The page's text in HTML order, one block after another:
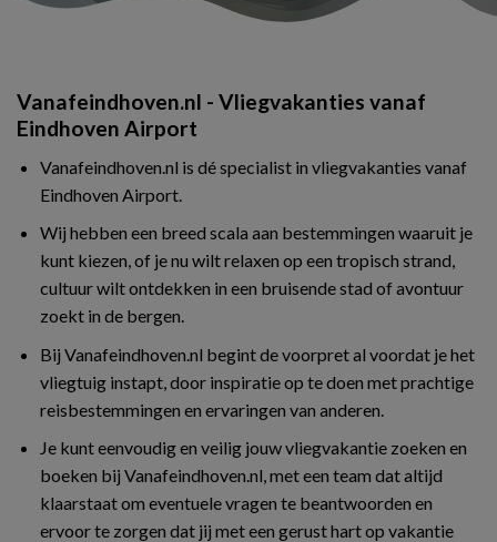
Vanafeindhoven.nl - Vliegvakanties vanaf
Eindhoven Airport
Vanafeindhoven.nl is dé specialist in vliegvakanties vanaf
Eindhoven Airport.
Wij hebben een breed scala aan bestemmingen waaruit je
kunt kiezen, of je nu wilt relaxen op een tropisch strand,
cultuur wilt ontdekken in een bruisende stad of avontuur
zoekt in de bergen.
Bij Vanafeindhoven.nl begint de voorpret al voordat je het
vliegtuig instapt, door inspiratie op te doen met prachtige
reisbestemmingen en ervaringen van anderen.
Je kunt eenvoudig en veilig jouw vliegvakantie zoeken en
boeken bij Vanafeindhoven.nl, met een team dat altijd
klaarstaat om eventuele vragen te beantwoorden en
ervoor te zorgen dat jij met een gerust hart op vakantie